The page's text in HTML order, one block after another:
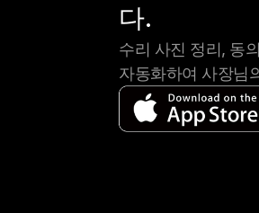
다.
수리 사진 정리, 동
자동화하여 사장님